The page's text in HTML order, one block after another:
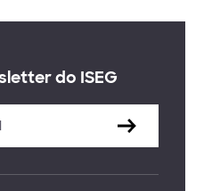
do ISEG